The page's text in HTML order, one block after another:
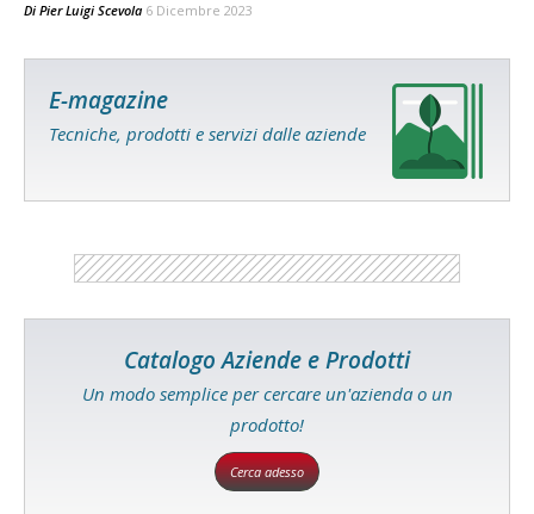
Di Pier Luigi Scevola 6 Dicembre 2023
E-magazine
Tecniche, prodotti e servizi dalle aziende
Catalogo Aziende e Prodotti
Un modo semplice per cercare un'azienda o un
prodotto!
Cerca adesso